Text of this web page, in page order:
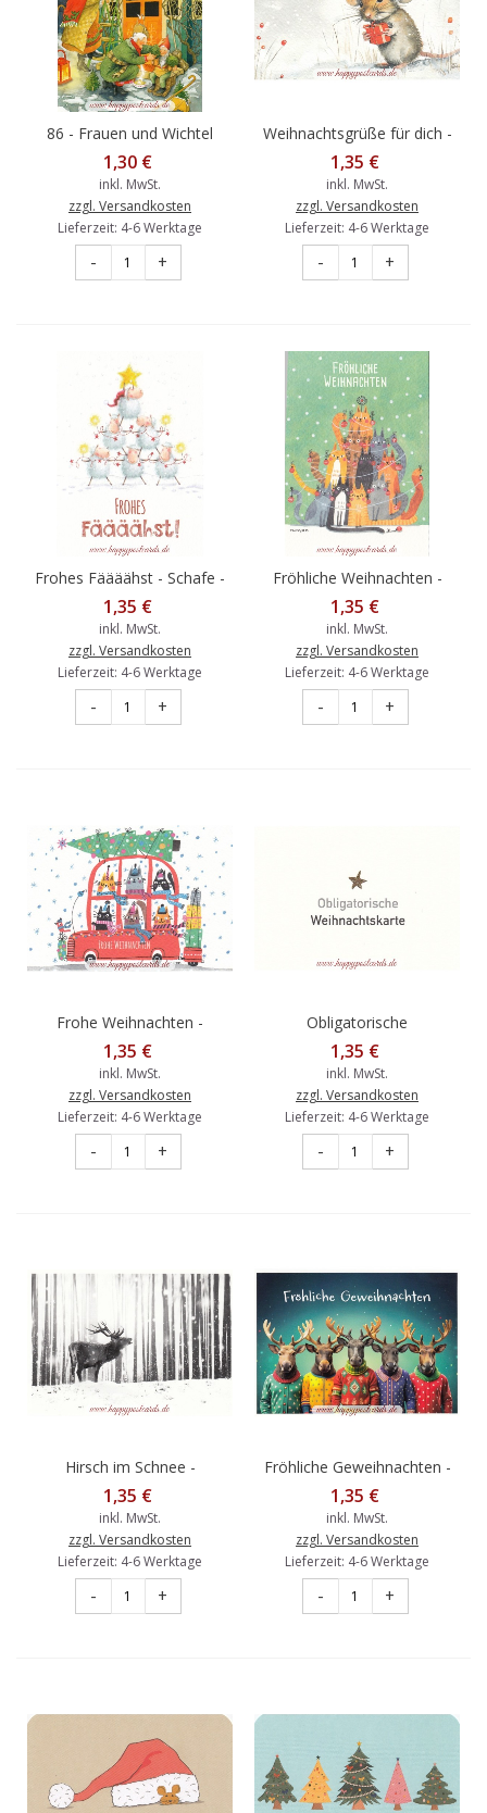
86 - Frauen und Wichtel
dekorieren weihnachtlich -
Löök Postkarte
1,30 €
inkl. MwSt.
zzgl. Versandkosten
Lieferzeit: 4-6 Werktage
- +
Weihnachtsgrüße für dich -
Maus - Weihnachtskarte
1,35 €
inkl. MwSt.
zzgl. Versandkosten
Lieferzeit: 4-6 Werktage
- +
Frohes Fäääähst - Schafe -
Weihnachtskarte
1,35 €
inkl. MwSt.
zzgl. Versandkosten
Lieferzeit: 4-6 Werktage
- +
Fröhliche Weihnachten -
Katzen - Weihnachtskarte
1,35 €
inkl. MwSt.
zzgl. Versandkosten
Lieferzeit: 4-6 Werktage
- +
Frohe Weihnachten -
Katzen im Bus -
Weihnachtskarte
1,35 €
inkl. MwSt.
zzgl. Versandkosten
Lieferzeit: 4-6 Werktage
- +
Obligatorische
Weihnachtskarte -
Weihnachtskarte
1,35 €
inkl. MwSt.
zzgl. Versandkosten
Lieferzeit: 4-6 Werktage
- +
Hirsch im Schnee -
Weihnachtskarte
1,35 €
inkl. MwSt.
zzgl. Versandkosten
Lieferzeit: 4-6 Werktage
- +
Fröhliche Geweihnachten -
Hirsche in Weihnachtspullis
- Weihnachtskarte
1,35 €
inkl. MwSt.
zzgl. Versandkosten
Lieferzeit: 4-6 Werktage
- +